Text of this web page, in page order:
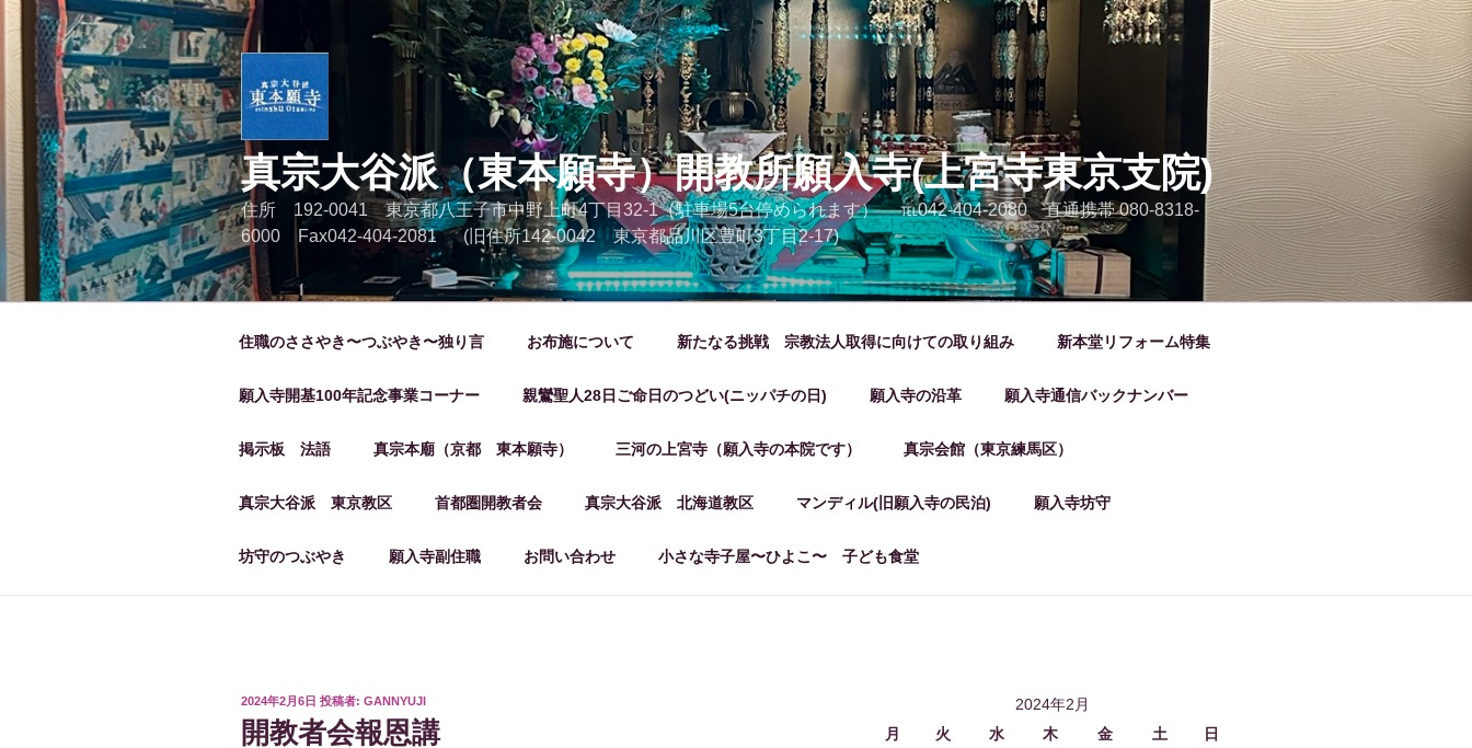
キ
プ
真宗大谷派（東本願寺）開教所願入寺(上宮寺東京支院)
住所 192-0041 東京都八王子市中野上町4丁目32-1（駐車場5台停められます） ℡042-404-2080 直通携帯 080-8318-
6000 Fax042-404-2081 (旧住所142-0042 東京都品川区豊町3丁目2-17)
住職のささやき〜つぶやき〜独り言 お布施について 新たなる挑戦 宗教法人取得に向けての取り組み 新本堂リフォーム特集
願入寺開基100年記念事業コーナー 親鸞聖人28日ご命日のつどい(ニッパチの日) 願入寺の沿革 願入寺通信バックナンバー
掲示板 法語 真宗本廟（京都 東本願寺） 三河の上宮寺（願入寺の本院です） 真宗会館（東京練馬区）
真宗大谷派 東京教区 首都圏開教者会 真宗大谷派 北海道教区 マンディル(旧願入寺の民泊) 願入寺坊守
坊守のつぶやき 願入寺副住職 お問い合わせ 小さな寺子屋〜ひよこ〜 子ども食堂
投
稿
日:
2024年2月6日 投稿者: GANNYUJI
開教者会報恩講
2024年2月
月
火 水 木 金 土 日